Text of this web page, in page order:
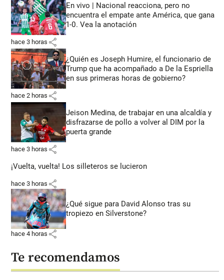
En vivo | Nacional reacciona, pero no
encuentra el empate ante América, que gana
1-0. Vea la anotación
hace 3 horas share
¿Quién es Joseph Humire, el funcionario de
Trump que ha acompañado a De la Espriella
en sus primeras horas de gobierno?
hace 2 horas share
Jeison Medina, de trabajar en una alcaldía y
disfrazarse de pollo a volver al DIM por la
puerta grande
hace 3 horas share
¡Vuelta, vuelta! Los silleteros se lucieron
hace 3 horas share
¿Qué sigue para David Alonso tras su
tropiezo en Silverstone?
hace 4 horas share
Te recomendamos